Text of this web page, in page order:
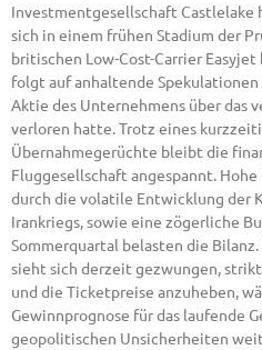
Investmentgesellschaft
sich in einem frühen Stadium der
britischen Low-Cost-Carrier
folgt auf anhaltende
Aktie des Unternehmens über das
verloren hatte. Trotz eines
Übernahmegerüchte bleibt die
Fluggesellschaft angespannt.
durch die volatile Entwicklung der
Irankriegs, sowie eine zögerliche
Sommerquartal belasten die
sieht sich derzeit gezwungen,
und die Ticketpreise anzuheben,
Gewinnprognose für das laufende
geopolitischen Unsicherheiten